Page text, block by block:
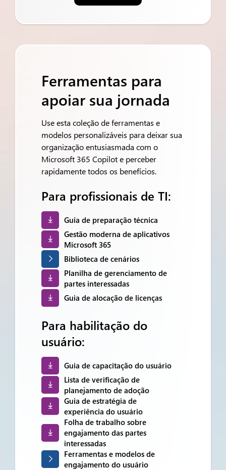
Ferramentas para
apoiar sua jornada
Use esta coleção de ferramentas e
modelos personalizáveis para deixar sua
organização entusiasmada com o
Microsoft 365 Copilot e perceber
rapidamente todos os benefícios.
Para profissionais de TI:
Guia de preparação técnica
Gestão moderna de aplicativos
Microsoft 365
Biblioteca de cenários
Planilha de gerenciamento de
partes interessadas
Guia de alocação de licenças
Para habilitação do
usuário:
Guia de capacitação do usuário
Lista de verificação de
planejamento de adoção
Guia de estratégia de
experiência do usuário
Folha de trabalho sobre
engajamento das partes
interessadas
Ferramentas e modelos de
engajamento do usuário